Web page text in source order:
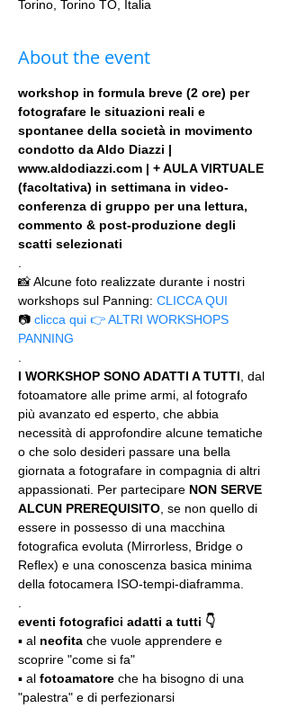
Torino, Torino TO, Italia
About the event
workshop in formula breve (2 ore) per
fotografare le situazioni reali e
spontanee della società in movimento
condotto da Aldo Diazzi |
www.aldodiazzi.com | + AULA VIRTUALE
(facoltativa) in settimana in video-
conferenza di gruppo per una lettura,
commento & post-produzione degli
scatti selezionati
📸 Alcune foto realizzate durante i nostri
workshops sul Panning: CLICCA QUI
📷 clicca qui 👉 ALTRI WORKSHOPS
PANNING
I WORKSHOP SONO ADATTI A TUTTI , dal
fotoamatore alle prime armi, al fotografo
più avanzato ed esperto, che abbia
necessità di approfondire alcune tematiche
o che solo desideri passare una bella
giornata a fotografare in compagnia di altri
appassionati. Per partecipare NON SERVE
ALCUN PREREQUISITO , se non quello di
essere in possesso di una macchina
fotografica evoluta (Mirrorless, Bridge o
Reflex) e una conoscenza basica minima
della fotocamera ISO-tempi-diaframma.
eventi fotografici adatti a tutti 👇
▪️ al neofita che vuole apprendere e
scoprire "come si fa"
▪️ al fotoamatore che ha bisogno di una
"palestra" e di perfezionarsi